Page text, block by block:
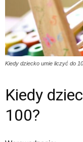
Kiedy dziecko umie liczyć do
Kiedy
100?